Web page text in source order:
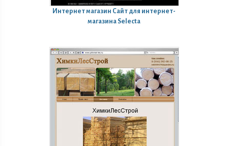
Интернет магазин Сайт для интернет-
магазина Selecta